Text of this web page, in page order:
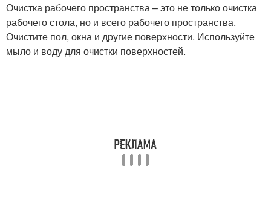
Очистка рабочего пространства – это не только очистка
рабочего стола, но и всего рабочего пространства.
Очистите пол, окна и другие поверхности. Используйте
мыло и воду для очистки поверхностей.